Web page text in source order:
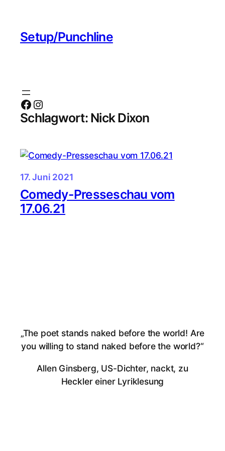
springen
Setup/Punchline
Facebook Instagram
Schlagwort: Nick Dixon
17. Juni 2021
Comedy-Presseschau vom
17.06.21
„The poet stands naked before the world! Are
you willing to stand naked before the world?“
Allen Ginsberg, US-Dichter, nackt, zu
Heckler einer Lyriklesung